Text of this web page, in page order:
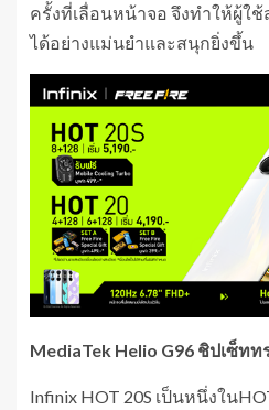
ครั้งที่เลื่อนหน้าจอ จึงทำให้ผู้ใช้
ได้อย่างแม่นยำและสนุกยิ่งขึ้น
MediaTek Helio G96 ชิปเซ็ทท
Infinix HOT 20S เป็นหนึ่งใน